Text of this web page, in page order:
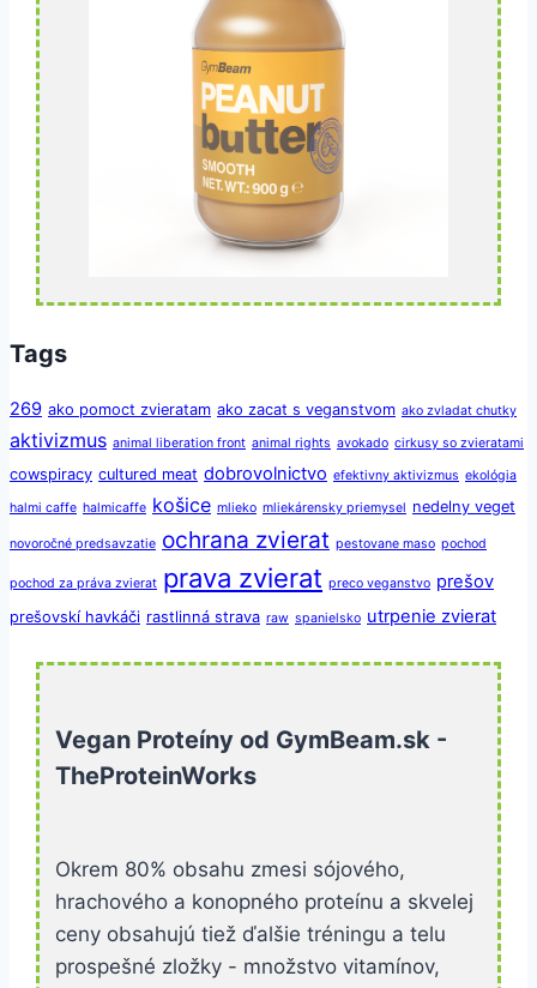
Tags
269 ako pomoct zvieratam ako zacat s veganstvom ako zvladat chutky
aktivizmus animal liberation front animal rights avokado cirkusy so zvieratami
cowspiracy cultured meat dobrovolnictvo efektivny aktivizmus ekológia
halmi caffe halmicaffe košice mlieko mliekárensky priemysel nedelny veget
novoročné predsavzatie ochrana zvierat pestovane maso pochod
pochod za práva zvierat prava zvierat preco veganstvo prešov
prešovskí havkáči rastlinná strava raw spanielsko utrpenie zvierat
veganstvo zdravá
strava zdravá výživa zooz
Vegan Proteíny od GymBeam.sk -
TheProteinWorks
Okrem 80% obsahu zmesi sójového,
hrachového a konopného proteínu a skvelej
ceny obsahujú tiež ďalšie tréningu a telu
prospešné zložky - množstvo vitamínov,